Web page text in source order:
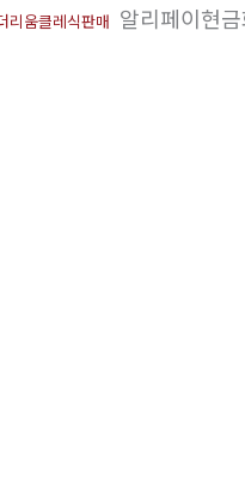
리움클레식판매 알리페이현